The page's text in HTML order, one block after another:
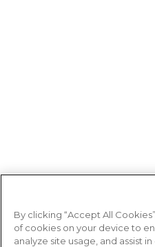
By clicking “Accept All
of cookies on your device to
analyze site usage, and assist